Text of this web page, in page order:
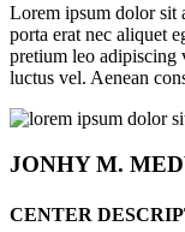
Lorem ipsum dolor sit
porta erat nec aliquet
pretium leo adipiscing
luctus vel. Aenean
JONHYM.
CENTER